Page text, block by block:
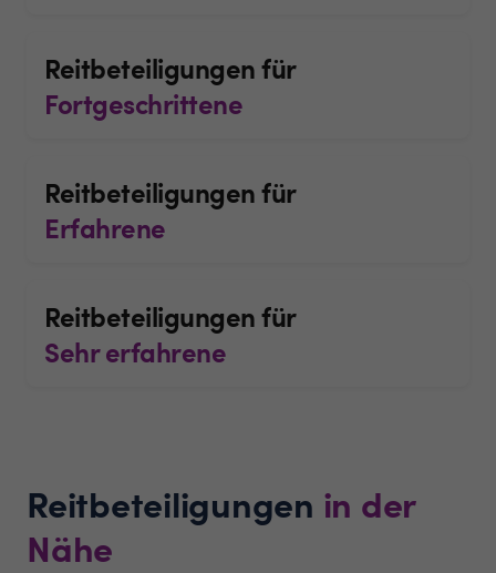
Reitbeteiligungen für
Fortgeschrittene
Reitbeteiligungen für
Erfahrene
Reitbeteiligungen für
Sehr erfahrene
Reitbeteiligungen in der
Nähe